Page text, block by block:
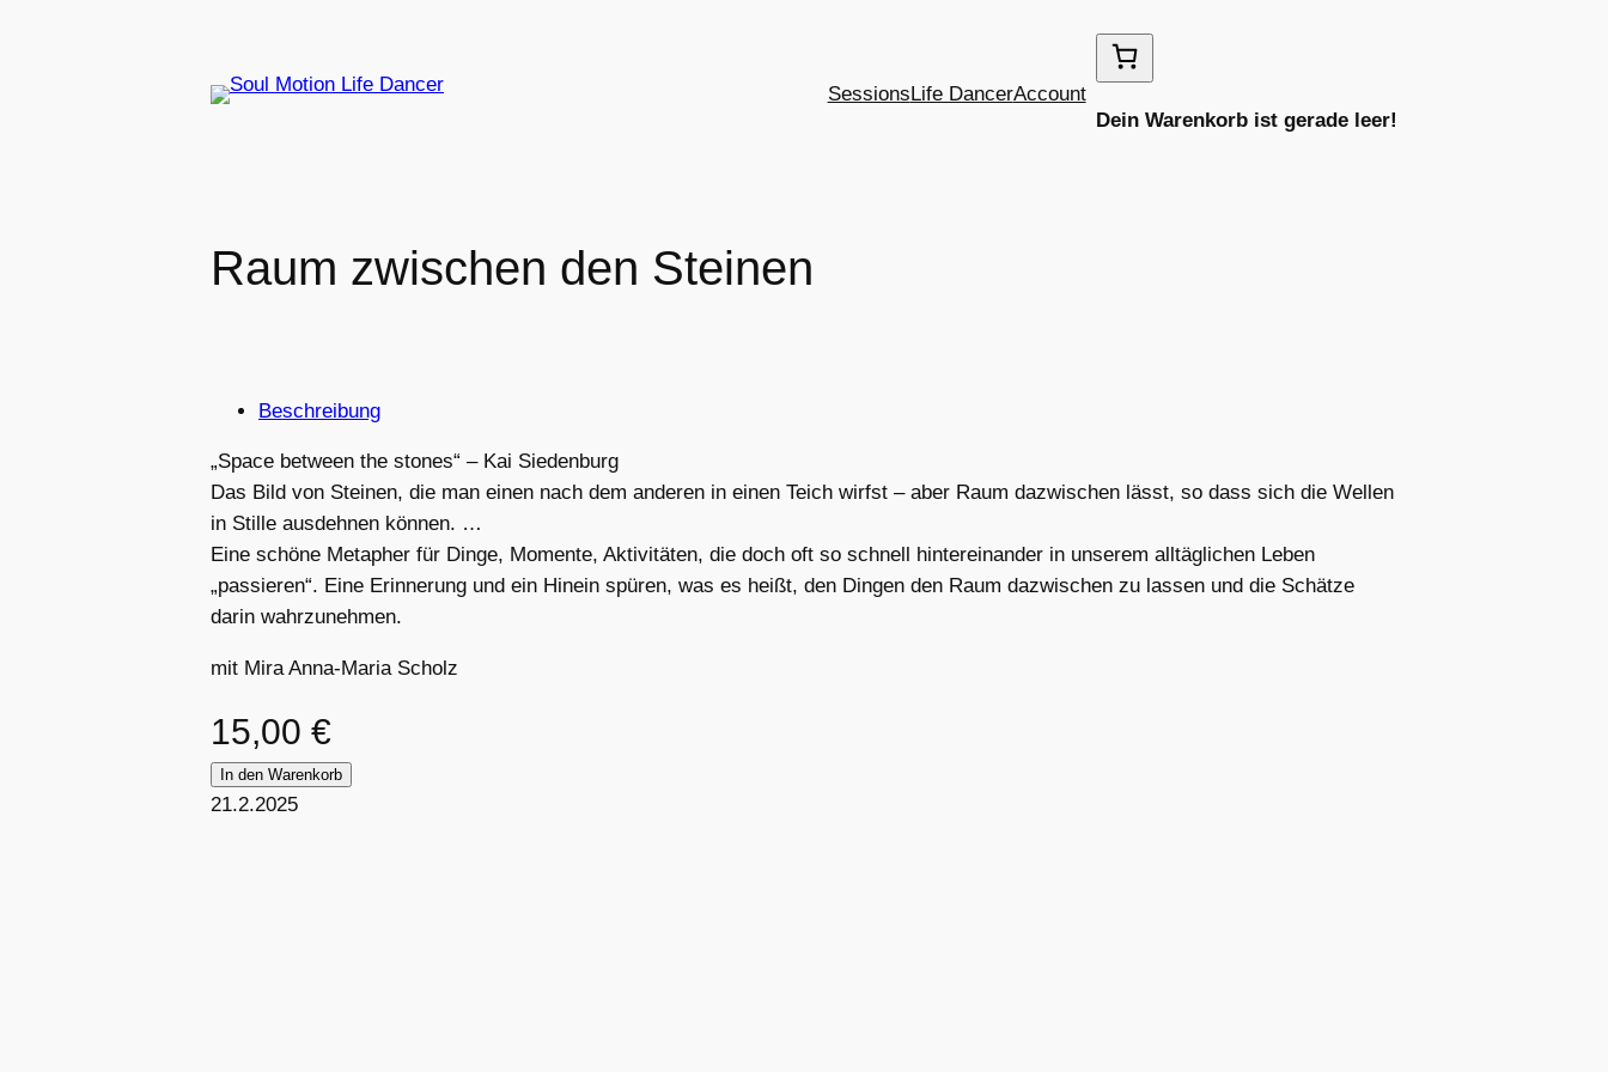
Sessions Life DancerAccount
Dein Warenkorb ist gerade leer!
Raum zwischen den Steinen
Beschreibung
„Space between the stones“ – Kai Siedenburg
Das Bild von Steinen, die man einen nach dem anderen in einen Teich wirfst – aber Raum dazwischen lässt, so dass sich die Wellen
in Stille ausdehnen können. …
Eine schöne Metapher für Dinge, Momente, Aktivitäten, die doch oft so schnell hintereinander in unserem alltäglichen Leben
„passieren“. Eine Erinnerung und ein Hinein spüren, was es heißt, den Dingen den Raum dazwischen zu lassen und die Schätze
darin wahrzunehmen.
mit Mira Anna-Maria Scholz
15,00 €
In den Warenkorb
21.2.2025